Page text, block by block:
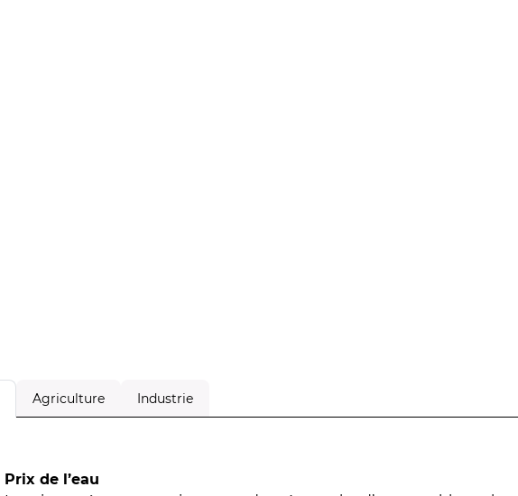
Agriculture Industrie
Prix de l’eau